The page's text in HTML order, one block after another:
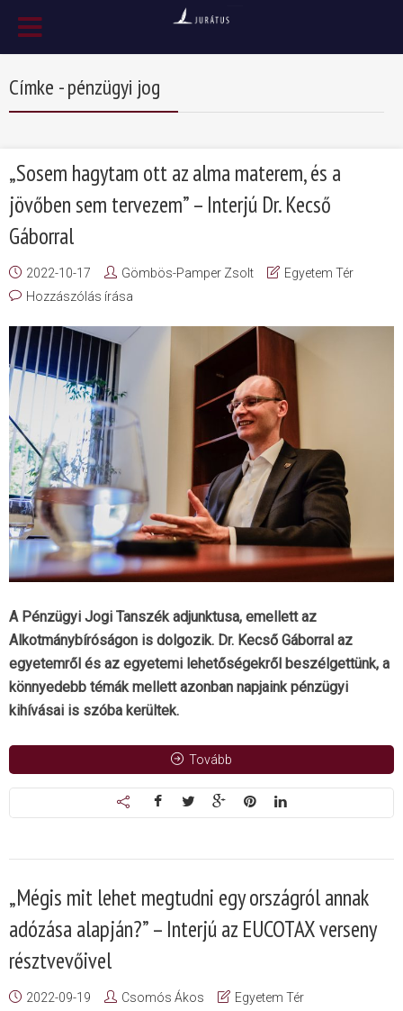
Címke - pénzügyi jog
„Sosem hagytam ott az alma materem, és a
jövőben sem tervezem” – Interjú Dr. Kecső
Gáborral
2022-10-17 Gömbös-Pamper Zsolt
Egyetem Tér
Hozzászólás írása
A Pénzügyi Jogi Tanszék adjunktusa, emellett az
Alkotmánybíróságon is dolgozik. Dr. Kecső Gáborral az
egyetemről és az egyetemi lehetőségekről beszélgettünk, a
könnyedebb témák mellett azonban napjaink pénzügyi
kihívásai is szóba kerültek.
Tovább
„Mégis mit lehet megtudni egy országról annak
adózása alapján?” – Interjú az EUCOTAX verseny
résztvevőivel
2022-09-19 Csomós Ákos
Egyetem Tér